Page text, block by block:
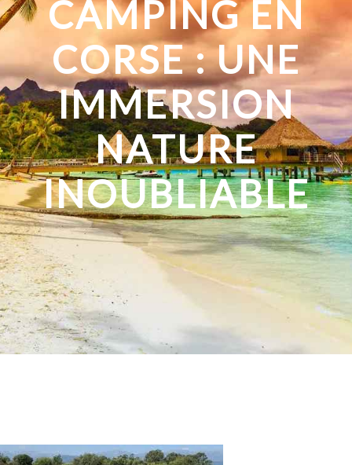
CAMPING EN
CORSE : UNE
IMMERSION
NATURE
INOUBLIABLE